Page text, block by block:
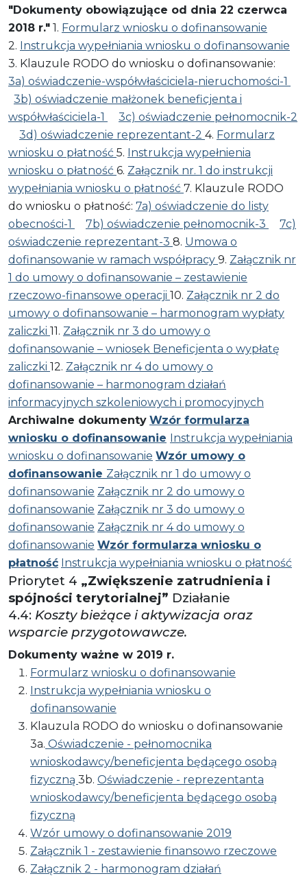
"Dokumenty obowiązujące od dnia 22 czerwca
2018 r." 1. Formularz wniosku o dofinansowanie
2. Instrukcja wypełniania wniosku o dofinansowanie
3. Klauzule RODO do wniosku o dofinansowanie:
3a) oświadczenie-współwłaściciela-nieruchomości-1
3b) oświadczenie małżonek beneficjenta i
współwłaściciela-1
3c) oświadczenie pełnomocnik-2
3d) oświadczenie reprezentant-2 4. Formularz
wniosku o płatność 5. Instrukcja wypełnienia
wniosku o płatność 6. Załącznik nr. 1 do instrukcji
wypełniania wniosku o płatność 7. Klauzule RODO
do wniosku o płatność: 7a) oświadczenie do listy
obecności-1
7b) oświadczenie pełnomocnik-3
7c)
oświadczenie reprezentant-3 8. Umowa o
dofinansowanie w ramach współpracy 9. Załącznik nr
1 do umowy o dofinansowanie – zestawienie
rzeczowo-finansowe operacji 10. Załącznik nr 2 do
umowy o dofinansowanie – harmonogram wypłaty
zaliczki 11. Załącznik nr 3 do umowy o
dofinansowanie – wniosek Beneficjenta o wypłatę
zaliczki 12. Załącznik nr 4 do umowy o
dofinansowanie – harmonogram działań
informacyjnych szkoleniowych i promocyjnych
Archiwalne dokumenty Wzór formularza
wniosku o dofinansowanie Instrukcja wypełniania
wniosku o dofinansowanie Wzór umowy o
dofinansowanie Załącznik nr 1 do umowy o
dofinansowanie Załącznik nr 2 do umowy o
dofinansowanie Załącznik nr 3 do umowy o
dofinansowanie Załącznik nr 4 do umowy o
dofinansowanie Wzór formularza wniosku o
płatność Instrukcja wypełniania wniosku o płatność
Priorytet 4 „Zwiększenie zatrudnienia i
spójności terytorialnej” Działanie
4.4: Koszty bieżące i aktywizacja oraz
wsparcie przygotowawcze.
Dokumenty ważne w 2019 r.
Formularz wniosku o dofinansowanie
Instrukcja wypełniania wniosku o
dofinansowanie
Klauzula RODO do wniosku o dofinansowanie
3a. Oświadczenie - pełnomocnika
wnioskodawcy/beneficjenta będącego osobą
fizyczną 3b. Oświadczenie - reprezentanta
wnioskodawcy/beneficjenta będącego osobą
fizyczną
Wzór umowy o dofinansowanie 2019
Załącznik 1 - zestawienie finansowo rzeczowe
Załącznik 2 - harmonogram działań